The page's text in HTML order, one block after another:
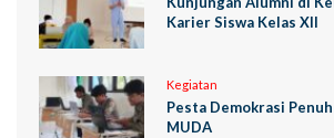
Karier Siswa Kelas XII
Kegiatan
Pesta Demokrasi
MUDA